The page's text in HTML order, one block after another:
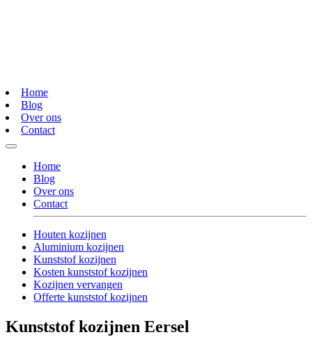
Home
Blog
Over ons
Contact
Home
Blog
Over ons
Contact
Houten kozijnen
Aluminium kozijnen
Kunststof kozijnen
Kosten kunststof kozijnen
Kozijnen vervangen
Offerte kunststof kozijnen
Kunststof kozijnen Eersel